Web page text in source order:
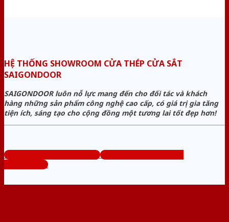
HỆ THỐNG SHOWROOM CỬA THÉP CỬA SẮT
SAIGONDOOR
SAIGONDOOR luôn nỗ lực mang đến cho đối tác và khách
hàng những sản phẩm công nghệ cao cấp, có giá trị gia tăng
tiện ích, sáng tạo cho cộng đồng một tương lai tốt đẹp hơn!
www.cuanhuacomposite.org
Tổng đài tư vấn miễn phí:
0824.400.400